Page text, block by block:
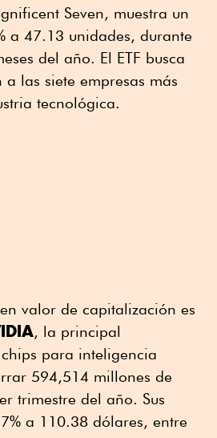
Seven, muestra un
a 47.13 unidades, durante
del año. El ETF busca
las siete empresas más
tecnológica.
valor de capitalización es
, la principal
para inteligencia
594,514 millones de
trimestre del año. Sus
a 110.38 dólares, entre